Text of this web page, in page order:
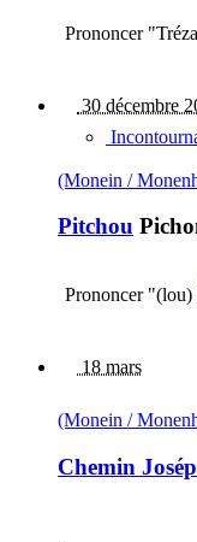
Prononcer
30 décembre
(Monein /
Pitchou
Prononcer "(lou)
18 mars
(Monein /
Chemin